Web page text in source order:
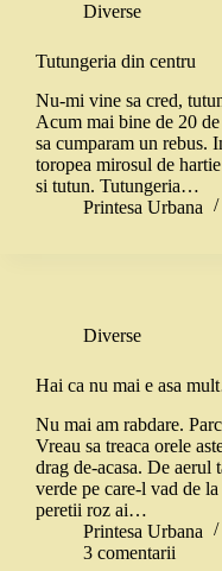
Diverse
Tutungeria din centru
Nu-mi vine sa cred,
Acum mai bine de 20
sa cumparam un rebus.
toropea mirosul de
si tutun. Tutungeria…
Printesa Urbana
Diverse
Hai ca nu mai e asa
Nu mai am rabdare.
Vreau sa treaca orele
drag de-acasa. De aerul
verde pe care-l vad de
peretii roz ai…
Printesa Urbana
3 comentarii